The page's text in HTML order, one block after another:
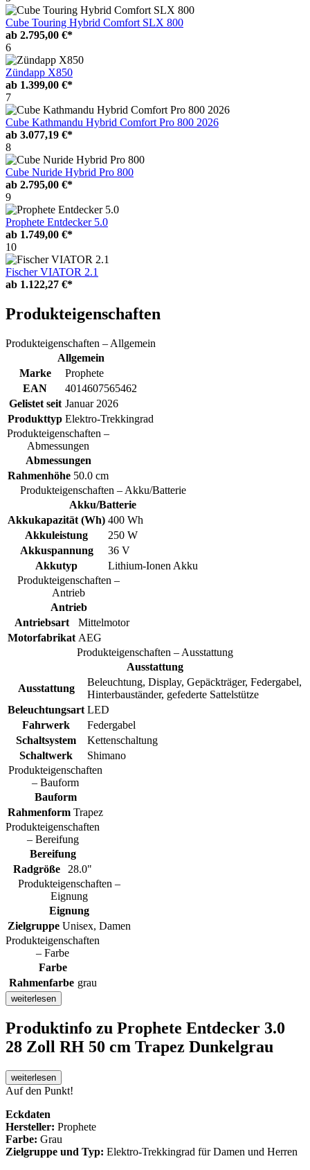
Cube Touring Hybrid Comfort SLX 800
ab 2.795,00 €*
6
Zündapp X850
ab 1.399,00 €*
7
Cube Kathmandu Hybrid Comfort Pro 800 2026
ab 3.077,19 €*
8
Cube Nuride Hybrid Pro 800
ab 2.795,00 €*
9
Prophete Entdecker 5.0
ab 1.749,00 €*
10
Fischer VIATOR 2.1
ab 1.122,27 €*
Produkteigenschaften
Produkteigenschaften – Allgemein
Allgemein
Marke
Prophete
EAN
4014607565462
Gelistet seit Januar 2026
Produkttyp Elektro-Trekkingrad
Produkteigenschaften –
Abmessungen
Abmessungen
Rahmenhöhe 50.0 cm
Produkteigenschaften – Akku/Batterie
Akku/Batterie
Akkukapazität (Wh) 400 Wh
Akkuleistung
250 W
Akkuspannung
36 V
Akkutyp
Lithium-Ionen Akku
Produkteigenschaften –
Antrieb
Antrieb
Antriebsart
Mittelmotor
Motorfabrikat AEG
Produkteigenschaften – Ausstattung
Ausstattung
Ausstattung
Beleuchtung, Display, Gepäckträger, Federgabel,
Hinterbauständer, gefederte Sattelstütze
Beleuchtungsart LED
Fahrwerk
Federgabel
Schaltsystem
Kettenschaltung
Schaltwerk
Shimano
Produkteigenschaften
– Bauform
Bauform
Rahmenform Trapez
Produkteigenschaften
– Bereifung
Bereifung
Radgröße
28.0"
Produkteigenschaften –
Eignung
Eignung
Zielgruppe Unisex, Damen
Produkteigenschaften
– Farbe
Farbe
Rahmenfarbe grau
weiterlesen
Produktinfo zu Prophete Entdecker 3.0
28 Zoll RH 50 cm Trapez Dunkelgrau
weiterlesen
Auf den Punkt!
Eckdaten
Hersteller: Prophete
Farbe: Grau
Zielgruppe und Typ: Elektro-Trekkingrad für Damen und Herren